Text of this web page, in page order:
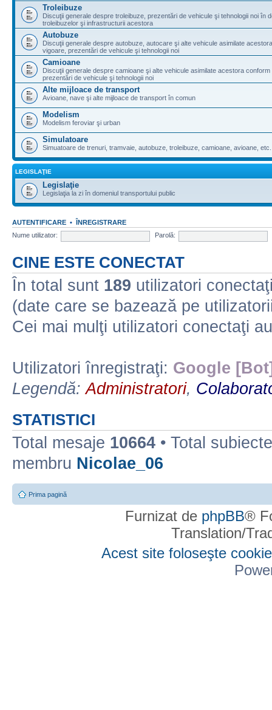
Troleibuze
Discuţii generale despre troleibuze, prezentări de vehicule şi tehnologii noi în
troleibuzelor şi infrastructurii acestora
Autobuze
Discuţii generale despre autobuze, autocare şi alte vehicule asimilate
vigoare, prezentări de vehicule şi tehnologii noi
Camioane
Discuţii generale despre camioane şi alte vehicule asimilate acestora
prezentări de vehicule şi tehnologii noi
Alte mijloace de transport
Avioane, nave şi alte mijloace de transport în comun
Modelism
Modelism feroviar şi urban
Simulatoare
Simuatoare de trenuri, tramvaie, autobuze, troleibuze, camioane, avioane, etc.
LEGISLAŢIE
Legislaţie
Legislaţia la zi în domeniul transportului public
AUTENTIFICARE • ÎNREGISTRARE
Nume utilizator:
Parolă:
CINE ESTE CONECTAT
În total sunt 189 utilizatori
(date care se bazează pe
Cei mai mulţi utilizatori conectaţi
Utilizatori înregistraţi: Google
Legendă:Administratori,
STATISTICI
Total mesaje 10664 • Total
membru Nicolae_06
Prima pagină
Furnizat de phpBB®
Translation/
Acest site foloseşte